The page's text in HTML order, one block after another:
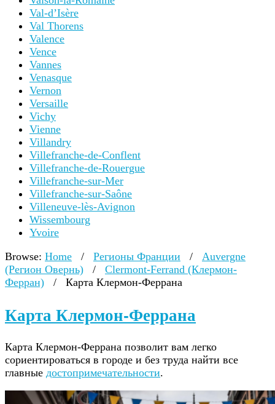
Val-d’Isère
Val Thorens
Valence
Vence
Vannes
Venasque
Vernon
Versaille
Vichy
Vienne
Villandry
Villefranche-de-Conflent
Villefranche-de-Rouergue
Villefranche-sur-Mer
Villefranche-sur-Saône
Villeneuve-lès-Avignon
Wissembourg
Yvoire
Browse: Home / Регионы Франции /
Auvergne
(Регион Овернь)
/
Clermont-Ferrand (Клермон-
Ферран)
/ Карта Клермон-Феррана
Карта Клермон-Феррана
Карта Клермон-Феррана позволит вам легко
сориентироваться в городе и без труда найти все
главные достопримечательности.